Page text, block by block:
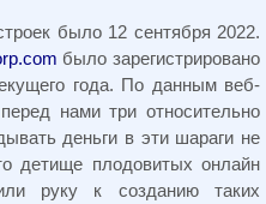
было 12 сентября 2022.
было зарегистрировано
года. По данным веб-
нами три относительно
деньги в эти шараги не
детище плодовитых онлайн
руку к созданию таких